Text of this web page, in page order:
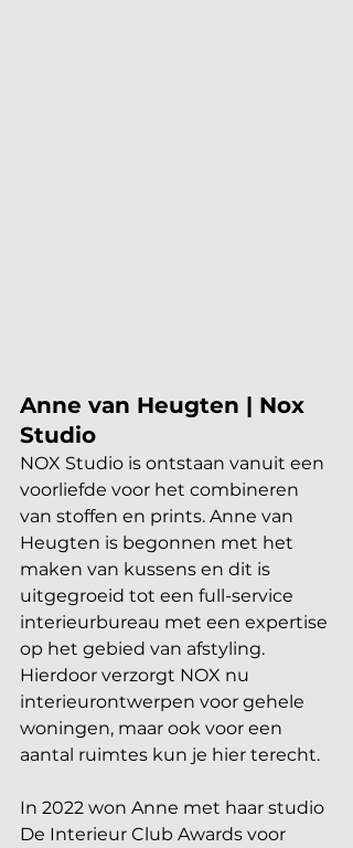
Anne van Heugten | Nox
Studio
NOX Studio is ontstaan vanuit een
voorliefde voor het combineren
van stoffen en prints. Anne van
Heugten is begonnen met het
maken van kussens en dit is
uitgegroeid tot een full-service
interieurbureau met een expertise
op het gebied van afstyling.
Hierdoor verzorgt NOX nu
interieurontwerpen voor gehele
woningen, maar ook voor een
aantal ruimtes kun je hier terecht.
In 2022 won Anne met haar studio
De Interieur Club Awards voor